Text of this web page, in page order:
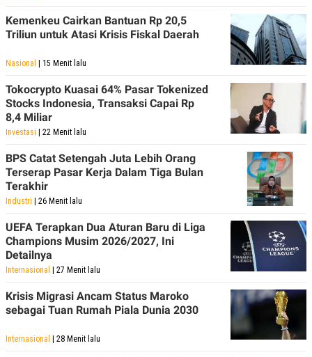
Kemenkeu Cairkan Bantuan Rp 20,5
Triliun untuk Atasi Krisis Fiskal Daerah
Nasional | 15 Menit lalu
Tokocrypto Kuasai 64% Pasar Tokenized
Stocks Indonesia, Transaksi Capai Rp
8,4 Miliar
Investasi | 22 Menit lalu
BPS Catat Setengah Juta Lebih Orang
Terserap Pasar Kerja Dalam Tiga Bulan
Terakhir
Industri | 26 Menit lalu
UEFA Terapkan Dua Aturan Baru di Liga
Champions Musim 2026/2027, Ini
Detailnya
Internasional | 27 Menit lalu
Krisis Migrasi Ancam Status Maroko
sebagai Tuan Rumah Piala Dunia 2030
Internasional | 28 Menit lalu